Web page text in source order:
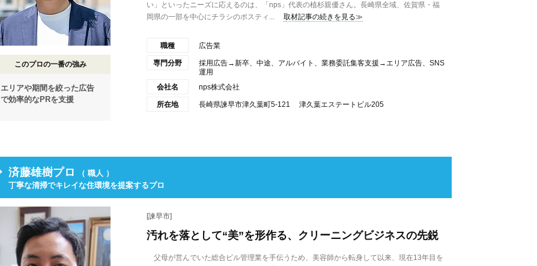
このプロの一番の強み
エリアや期間を絞った広告
で効率的なPRを支援
い」といったニーズに応えるのは、「nps」代表の植杉親優さん。長崎県全域、佐賀県・福
岡県の一部を中心にチラシのポスティ...
取材記事の続きを見る≫
職種 広告業
専門分野
採用広告→新卒、中途、アルバイト、業務委託集客支援→エリア広告、SNS
運用
会社名
nps株式会社
所在地 長崎県諫早市津久葉町5-121 津久葉エステートビル205
済藤雄樹プロ
（ 職人 ）
丁寧な清掃でキレイな住環境を提案するプロ
[諫早市]
汚れを落として“美”を形作る、クリーニングビジネスの先鋭
父母が営んでいた総合ビル管理業を手伝うため、美容師から転身して以来、現在13年目を